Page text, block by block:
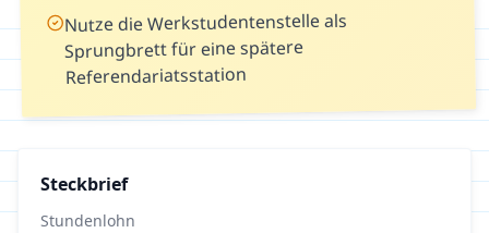
Nutze die Werkstudentenstelle als
Sprungbrett für eine spätere
Referendariatsstation
Steckbrief
Stundenlohn